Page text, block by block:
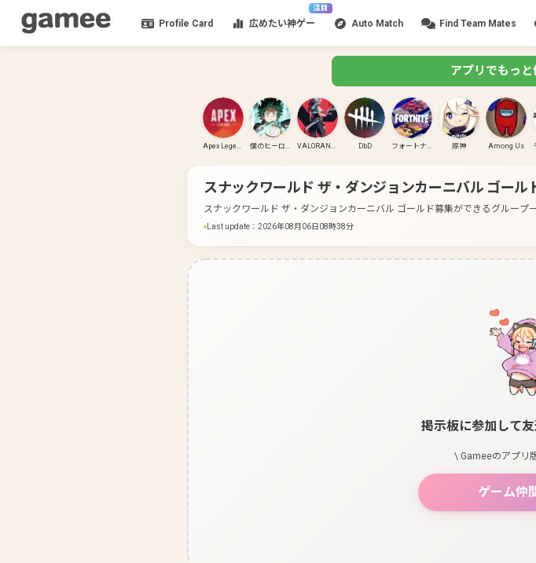
Profile Card
注目
広めたい神ゲー Auto Match Find Team Mates
アプリでもっ
Apex Legends 僕のヒーローアカデミア ULTRA RUMBLE VALORANT(PC) DbD フォートナイト 原神 Among Us
スナックワールド ザ・ダンジョンカーニバル ゴール
スナックワールド ザ・ダンジョンカーニバル ゴールド募集ができるグループ一
Last update ： 2026年08月06日08時38分
掲示板に参加して
\ Gameeのアプリ
ゲーム仲